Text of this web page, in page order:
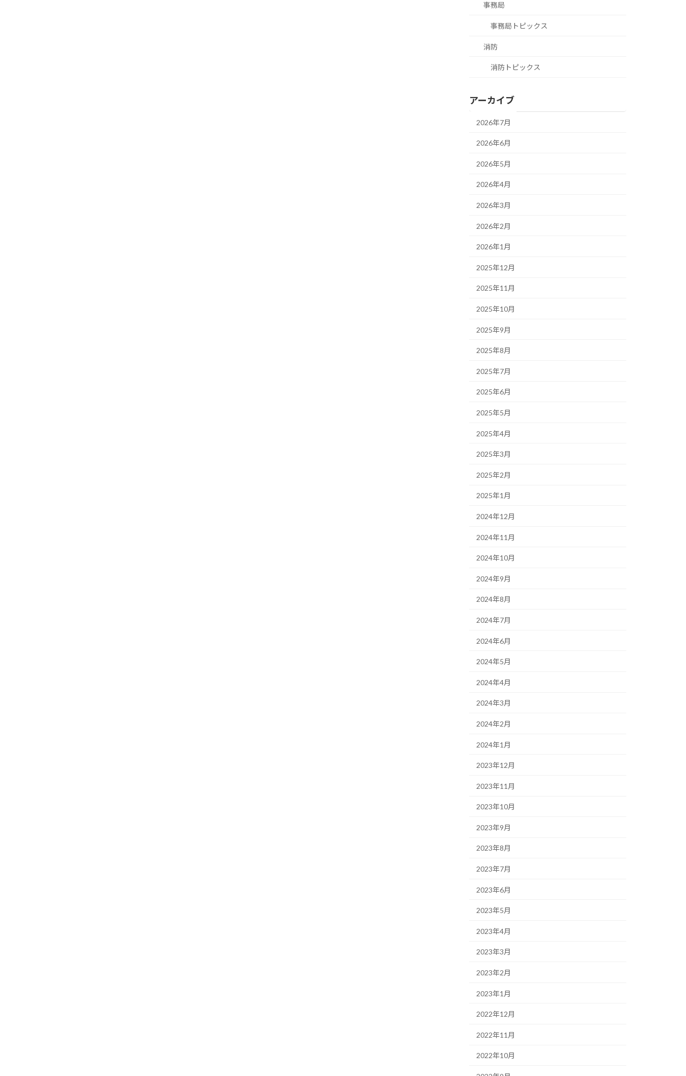
事務局
事務局トピックス
消防
消防トピックス
アーカイブ
2026年7月
2026年6月
2026年5月
2026年4月
2026年3月
2026年2月
2026年1月
2025年12月
2025年11月
2025年10月
2025年9月
2025年8月
2025年7月
2025年6月
2025年5月
2025年4月
2025年3月
2025年2月
2025年1月
2024年12月
2024年11月
2024年10月
2024年9月
2024年8月
2024年7月
2024年6月
2024年5月
2024年4月
2024年3月
2024年2月
2024年1月
2023年12月
2023年11月
2023年10月
2023年9月
2023年8月
2023年7月
2023年6月
2023年5月
2023年4月
2023年3月
2023年2月
2023年1月
2022年12月
2022年11月
2022年10月